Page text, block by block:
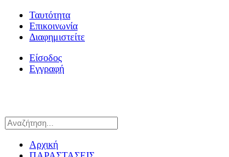
Ταυτότητα
Επικοινωνία
Διαφημιστείτε
Είσοδος
Εγγραφή
Αρχική